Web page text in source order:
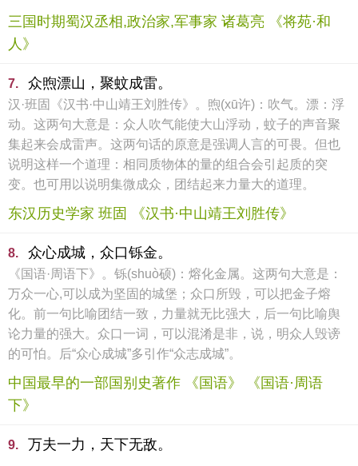
三国时期蜀汉丞相,政治家,军事家 诸葛亮 《将苑·和
人》
7. 众煦漂山，聚蚊成雷。
汉·班固《汉书·中山靖王刘胜传》。煦(xū许)：吹气。漂：浮
动。这两句大意是：众人吹气能使大山浮动，蚊子的声音聚
集起来会成雷声。这两句话的原意是强调人言的可畏。但也
说明这样一个道理：相同质物体的量的组合会引起质的突
变。也可用以说明集微成众，团结起来力量大的道理。
东汉历史学家 班固 《汉书·中山靖王刘胜传》
8. 众心成城，众口铄金。
《国语·周语下》。铄(shuò硕)：熔化金属。这两句大意是：
万众一心,可以成为坚固的城堡；众口所毁，可以把金子熔
化。前一句比喻团结一致，力量就无比强大，后一句比喻舆
论力量的强大。众口一词，可以混淆是非，说，明众人毁谤
的可怕。后“众心成城”多引作“众志成城”。
中国最早的一部国别史著作 《国语》 《国语·周语
下》
9.
万夫一力，天下无敌。